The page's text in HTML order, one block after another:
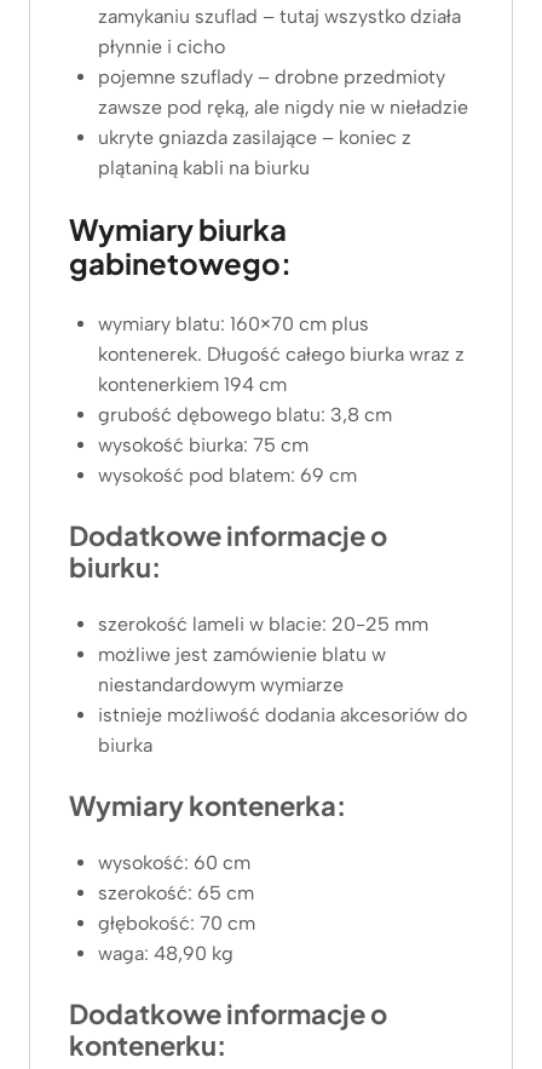
zamykaniu szuflad – tutaj wszystko działa
płynnie i cicho
pojemne szuflady – drobne przedmioty
zawsze pod ręką, ale nigdy nie w nieładzie
ukryte gniazda zasilające – koniec z
plątaniną kabli na biurku
Wymiary biurka
gabinetowego:
wymiary blatu: 160×70 cm plus
kontenerek. Długość całego biurka wraz z
kontenerkiem 194 cm
grubość dębowego blatu: 3,8 cm
wysokość biurka: 75 cm
wysokość pod blatem: 69 cm
Dodatkowe informacje o
biurku:
szerokość lameli w blacie: 20-25 mm
możliwe jest zamówienie blatu w
niestandardowym wymiarze
istnieje możliwość dodania akcesoriów do
biurka
Wymiary kontenerka:
wysokość: 60 cm
szerokość: 65 cm
głębokość: 70 cm
waga: 48,90 kg
Dodatkowe informacje o
kontenerku: